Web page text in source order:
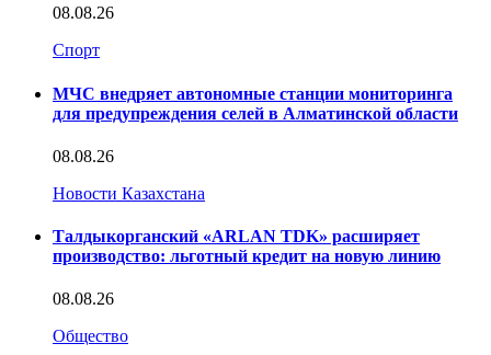
08.08.26
Спорт
МЧС внедряет автономные станции мониторинга
для предупреждения селей в Алматинской области
08.08.26
Новости Казахстана
Талдыкорганский «ARLAN TDK» расширяет
производство: льготный кредит на новую линию
08.08.26
Общество